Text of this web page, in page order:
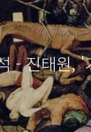
- 진태원,